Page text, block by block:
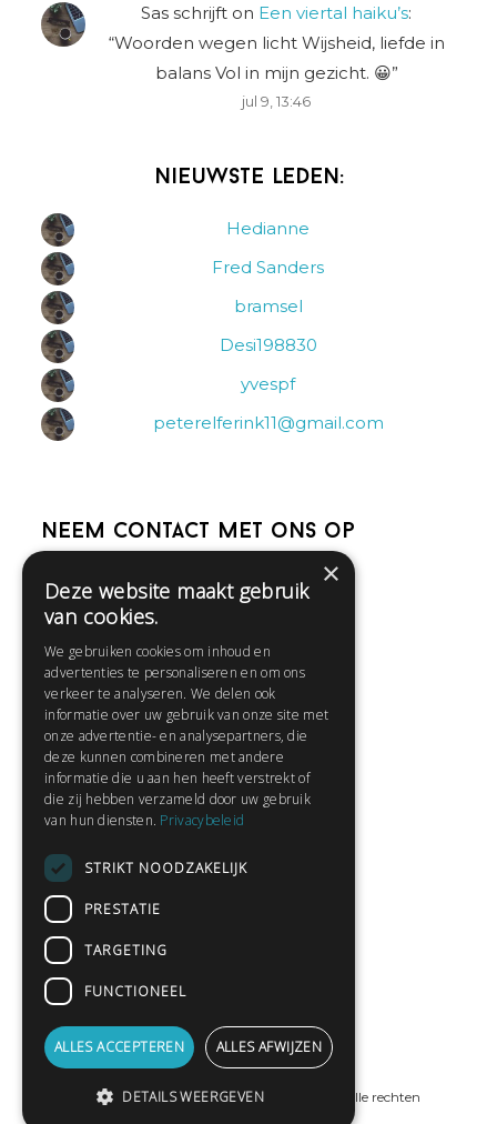
Sas schrijft on Een viertal haiku’s:
“Woorden wegen licht Wijsheid, liefde in
balans Vol in mijn gezicht. 😀”
jul 9, 13:46
Nieuwste leden:
Hedianne
Fred Sanders
bramsel
Desi198830
yvespf
peterelferink11@gmail.com
Neem contact met ons op
Help
Contact
Huisregels
Snel naar:
Gratis aanmelden
Privacybeleid
Gedichten lezen
Schrijfwedstrijden
Schrijftips
© Copyright 2019 - 2026ProPublishing
· Alle rechten
×
Deze website maakt gebruik
van cookies.
We gebruiken cookies om inhoud en
advertenties te personaliseren en om ons
verkeer te analyseren. We delen ook
informatie over uw gebruik van onze site met
onze advertentie- en analysepartners, die
deze kunnen combineren met andere
informatie die u aan hen heeft verstrekt of
die zij hebben verzameld door uw gebruik
van hun diensten. Privacybeleid
STRIKT NOODZAKELIJK
PRESTATIE
TARGETING
FUNCTIONEEL
ALLES ACCEPTEREN ALLES AFWIJZEN
DETAILS WEERGEVEN